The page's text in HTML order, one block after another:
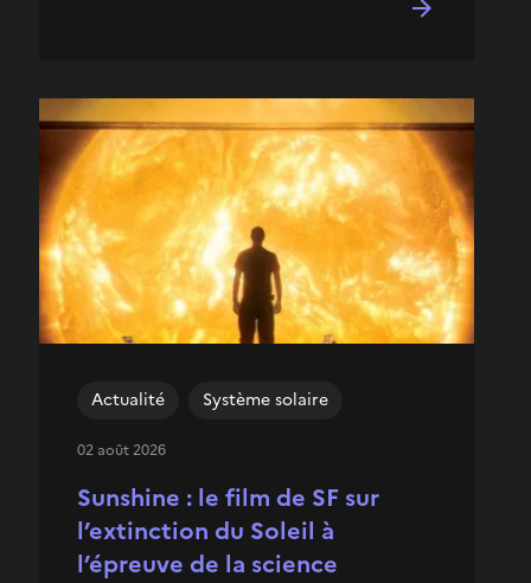
Sunshine : le film de SF sur
l’extinction du Soleil à
l’épreuve de la science
Actualité Système solaire
02 août 2026